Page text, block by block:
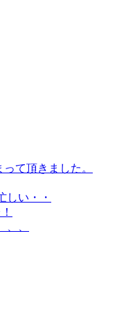
て頂きました。
い・・
、